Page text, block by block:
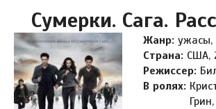
Сумерки. Сага.
Жанр: ужасы,
Страна: США,
Режиссер:
В ролях: